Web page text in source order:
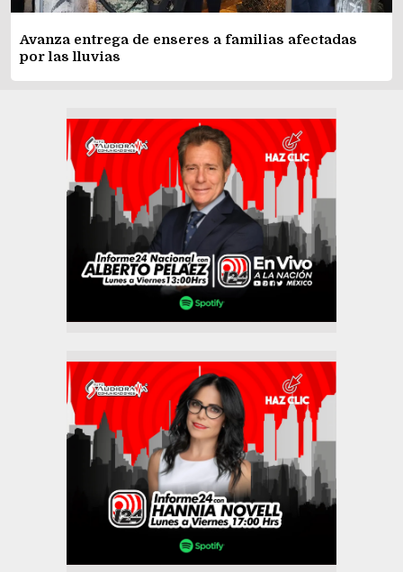
Avanza entrega de enseres a familias afectadas
por las lluvias